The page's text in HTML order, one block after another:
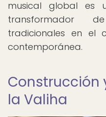
musical global es
transformador
tradicionales en el
contemporánea.
Construcción
la Valiha